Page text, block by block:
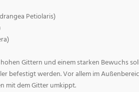
Petiolaris)
Gittern und einem starken Bewuchs
befestigt werden. Vor allem im
mit dem Gitter umkippt.